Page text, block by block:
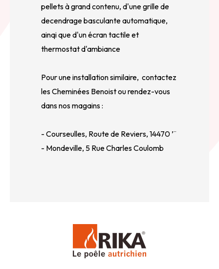
pellets à grand contenu, d'une grille de
decendrage basculante automatique,
ainqi que d'un écran tactile et
thermostat d'ambiance
Pour une installation similaire, contactez
les Cheminées Benoist ou rendez-vous
dans nos magains :
- Courseulles, Route de Reviers, 14470 ’¨
- Mondeville, 5 Rue Charles Coulomb